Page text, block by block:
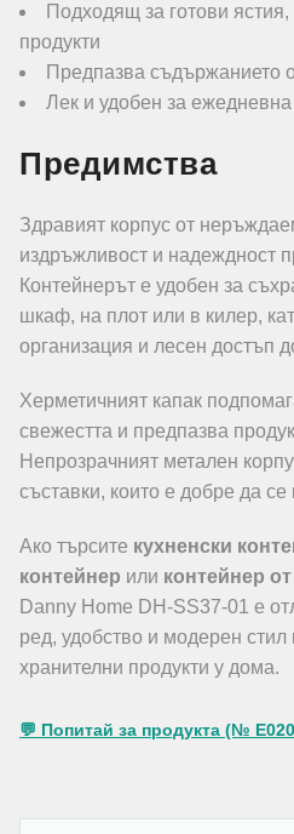
Подходящ за готови
продукти
Предпазва съдържанието
Лек и удобен за
Предимства
Здравият корпус от
издръжливост и надеждност
Контейнерът е удобен за
шкаф, на плот или в килер,
организация и лесен достъп
Херметичният капак
свежестта и предпазва
Непрозрачният метален
съставки, които е добре да се
Ако търсите кухненски
контейнер или контейнер
Danny Home DH-SS37-01 е
ред, удобство и модерен
хранителни продукти у дома.
💬 Попитай за продукта (№